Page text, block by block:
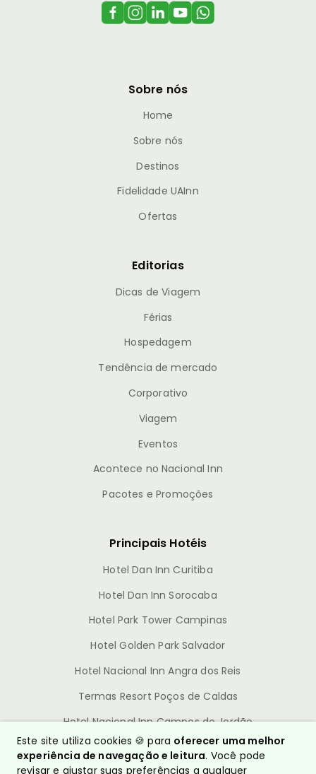
Sobre nós
Home
Sobre nós
Destinos
Fidelidade UAInn
Ofertas
Editorias
Dicas de Viagem
Férias
Hospedagem
Tendência de mercado
Corporativo
Viagem
Eventos
Acontece no Nacional Inn
Pacotes e Promoções
Principais Hotéis
Hotel Dan Inn Curitiba
Hotel Dan Inn Sorocaba
Hotel Park Tower Campinas
Hotel Golden Park Salvador
Hotel Nacional Inn Angra dos Reis
Termas Resort Poços de Caldas
Hotel Nacional Inn Campos do Jordão
Este site utiliza cookies 🍪 para oferecer uma melhor
experiência de navegação e leitura. Você pode
revisar e ajustar suas preferências a qualquer